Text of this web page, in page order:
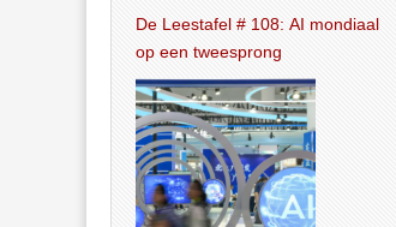
De Leestafel # 108: AI mondiaal
op een tweesprong